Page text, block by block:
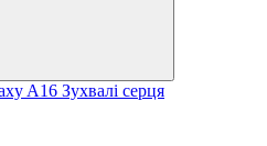
A16 Зухвалі серця